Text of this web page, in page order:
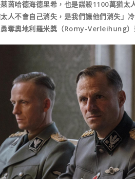
茵哈德海德里希，也是謀殺1100萬猶太
人不會自己消失，是我們讓他們消失」
奪奧地利羅米獎（Romy-Verleihung）